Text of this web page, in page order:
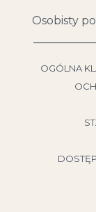
Osobisty
OGÓLNA